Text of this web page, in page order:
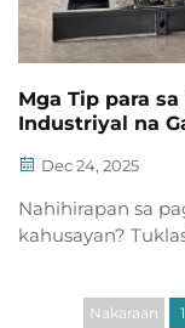
Mga Tip para
Industriyal na
Dec 24, 2025
Nahihirapan sa
kahusayan?
download na
Nakaraan 1